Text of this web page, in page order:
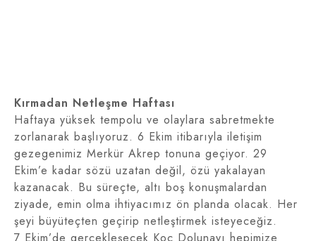
Kırmadan Netleşme Haftası
Haftaya yüksek tempolu ve olaylara sabretmekte
zorlanarak başlıyoruz. 6 Ekim itibarıyla iletişim
gezegenimiz Merkür Akrep tonuna geçiyor. 29
Ekim’e kadar sözü uzatan değil, özü yakalayan
kazanacak. Bu süreçte, altı boş konuşmalardan
ziyade, emin olma ihtiyacımız ön planda olacak. Her
şeyi büyüteçten geçirip netleştirmek isteyeceğiz.
7 Ekim’de gerçekleşecek Koç Dolunayı hepimize